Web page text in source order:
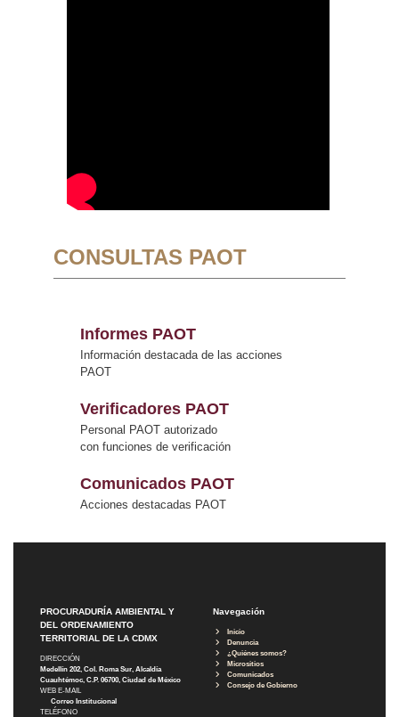
CONSULTAS PAOT
Informes PAOT
Información destacada de las acciones
PAOT
Verificadores PAOT
Personal PAOT autorizado
con funciones de verificación
Comunicados PAOT
Acciones destacadas PAOT
PROCURADURÍA AMBIENTAL Y
DEL ORDENAMIENTO
TERRITORIAL DE LA CDMX
DIRECCIÓN
Medellín 202, Col. Roma Sur, Alcaldía
Cuauhtémoc, C.P. 06700, Ciudad de México
WEB E-MAIL
Correo Institucional
TELÉFONO
Navegación
Inicio
Denuncia
¿Quiénes somos?
Micrositios
Comunicados
Consejo de Gobierno